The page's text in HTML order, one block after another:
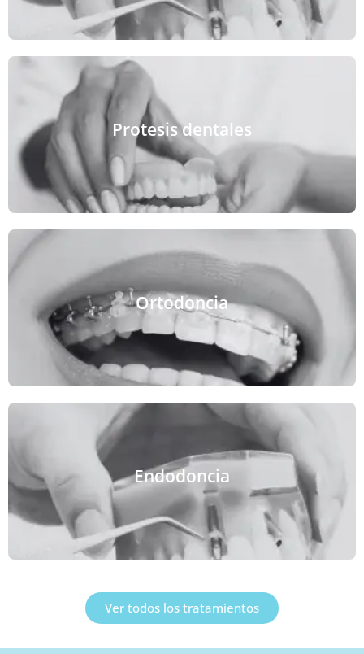
Sustituimos las piezas dentales perdidas con
Protesis dentales
Creamos prótesis personalizadas para restaurar la
funcionalidad y estética de la dentadura completa.
VER MÁS
Ortodoncia
Corrige malposiciones dentales y mandibulares para
mejorar la sonrisa y la mordida.
VER MÁS
Endodoncia
Tratamos los conductos radiculares para salvar los
dientes afectados por caries profundas o trauma.
VER MÁS
Ver todos los tratamientos